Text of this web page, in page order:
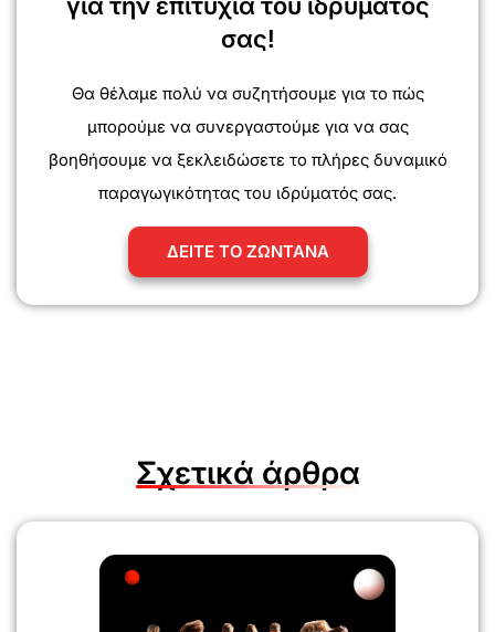
σας!
Θα θέλαμε πολύ να συζητήσουμε για το πώς
μπορούμε να συνεργαστούμε για να σας
βοηθήσουμε να ξεκλειδώσετε το πλήρες δυναμικό
παραγωγικότητας του ιδρύματός σας.
ΔΕΙΤΕ ΤΟ ΖΩΝΤΑΝΑ
Σχετικά άρθρα